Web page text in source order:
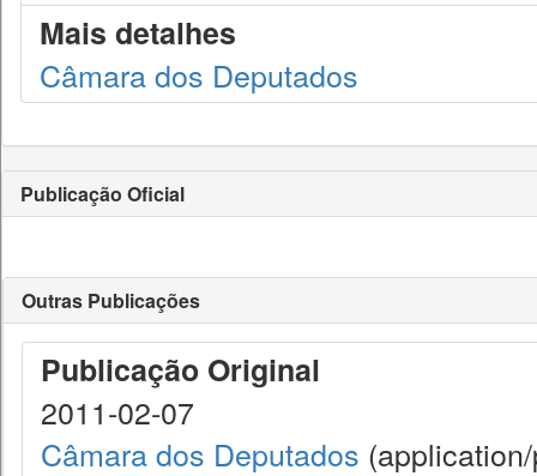
Mais detalhes
Câmara dos Deputados
Publicação Oficial
Outras Publicações
Publicação Original
2011-02-07
Câmara dos Deputados